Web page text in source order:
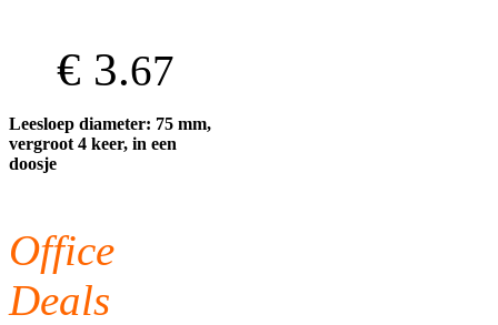
€ 3.67
Leesloep diameter: 75 mm,
vergroot 4 keer, in een
doosje
Office
Deals